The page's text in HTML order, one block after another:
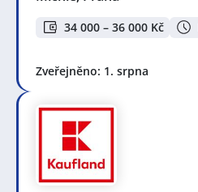
34 000 – 36 000 Kč
Zveřejněno: 1. srpna